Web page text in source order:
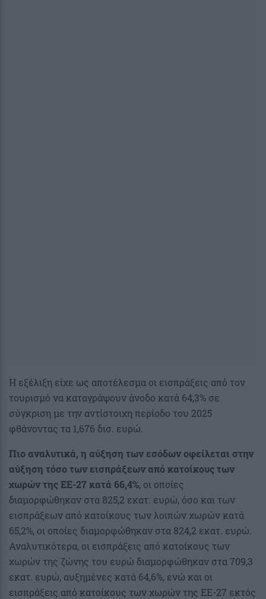
Η εξέλιξη είχε ως αποτέλεσμα οι εισπράξεις από τον
τουρισμό να καταγράψουν άνοδο κατά 64,3% σε
σύγκριση με την αντίστοιχη περίοδο του 2025
φθάνοντας τα 1,676 δισ. ευρώ.
Πιο αναλυτικά, η αύξηση των εσόδων οφείλεται στην
αύξηση τόσο των εισπράξεων από κατοίκους των
χωρών της ΕΕ-27 κατά 66,4%, οι οποίες
διαμορφώθηκαν στα 825,2 εκατ. ευρώ, όσο και των
εισπράξεων από κατοίκους των λοιπών χωρών κατά
65,2%, οι οποίες διαμορφώθηκαν στα 824,2 εκατ. ευρώ.
Αναλυτικότερα, οι εισπράξεις από κατοίκους των
χωρών της ζώνης του ευρώ διαμορφώθηκαν στα 709,3
εκατ. ευρώ, αυξημένες κατά 64,6%, ενώ και οι
εισπράξεις από κατοίκους των χωρών της ΕΕ-27 εκτός